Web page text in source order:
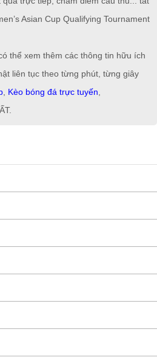
Asian Cup Qualifying Tournament
thể xem thêm các thông tin hữu ích
liên tục theo từng phút, từng giây
Kèo bóng đá trực tuyến